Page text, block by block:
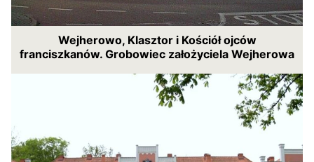
Wejherowo, Klasztor i Kościół ojców
franciszkanów. Grobowiec założyciela Wejherowa